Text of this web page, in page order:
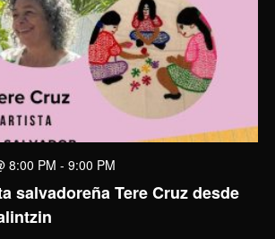
salvadoreña Tere Cruz desde
8:00 PM - 9:00 PM